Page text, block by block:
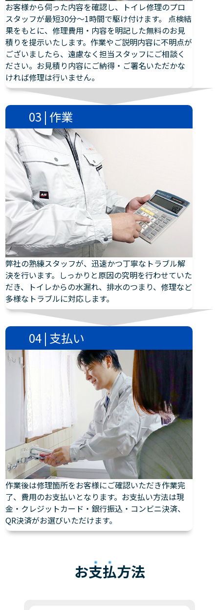
お客様から伺った内容を確認し、トイレ修理のプロ
スタッフが最短30分～1時間で駆け付けます。 点検結
果をもとに、修理費用・内容を明記した無料のお見
積りを提示いたします。作業やご説明内容に不明点が
ございましたら、遠慮なく担当スタッフにご相談く
ださい。お見積り内容にご納得・ご署名いただかな
ければ修理は行いません。
03 | 作業
弊社の熟練スタッフが、迅速かつ丁寧なトラブル解
決を行います。しっかりと原因の究明を行わせていた
だき、トイレからの水漏れ、排水のつまり、修理など
多様なトラブルに対応します。
04 | 支払い
作業後は修理箇所をお客様にご確認いただき作業完
了、費用のお支払いとなります。お支払い方法は現
金・クレジットカード・銀行振込・コンビニ決済、
QR決済がお選びいただけます。
お支払方法